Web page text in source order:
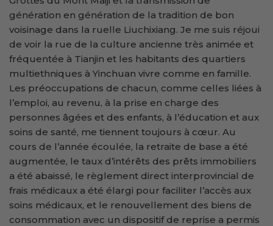
génération en génération de la tradition de bon
voisinage dans la ruelle Liuchixiang. Je me suis réjoui
de voir la rue de la culture ancienne très animée et
fréquentée à Tianjin et les habitants des quartiers
multiethniques à Yinchuan vivre comme en famille.
Les préoccupations de chacun, comme celles liées à
l’emploi, au revenu, à la prise en charge des
personnes âgées et des enfants, à l’éducation et aux
soins de santé, me tiennent toujours à cœur. Au
cours de l’année écoulée, la retraite de base a été
augmentée, le taux d’intérêts des prêts immobiliers
a été abaissé, le règlement direct interprovincial de
frais médicaux a été élargi pour faciliter l’accès aux
soins médicaux, et le renouvellement des biens de
consommation avec un dispositif de reprise a permis